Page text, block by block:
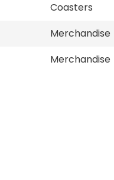
Coasters
Merchandise
Merchandise